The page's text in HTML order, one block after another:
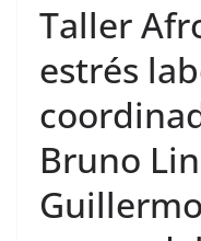
Taller
estrés
Bruno